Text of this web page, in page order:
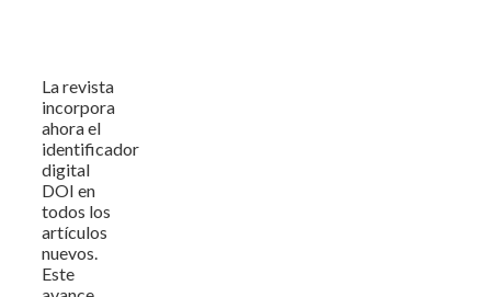
La revista
incorpora
ahora el
identificador
digital
DOI en
todos los
artículos
nuevos.
Este